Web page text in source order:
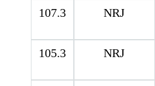
107.3
NRJ
105.3
NRJ